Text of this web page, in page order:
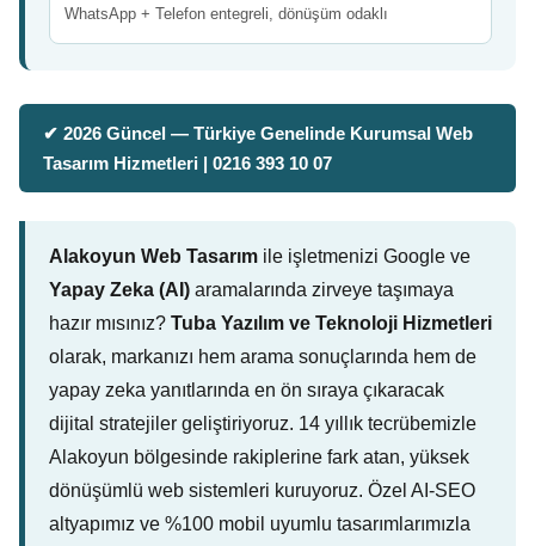
WhatsApp + Telefon entegreli, dönüşüm odaklı
✔ 2026 Güncel — Türkiye Genelinde Kurumsal Web
Tasarım Hizmetleri | 0216 393 10 07
Alakoyun Web Tasarım ile işletmenizi Google ve
Yapay Zeka (AI) aramalarında zirveye taşımaya
hazır mısınız? Tuba Yazılım ve Teknoloji Hizmetleri
olarak, markanızı hem arama sonuçlarında hem de
yapay zeka yanıtlarında en ön sıraya çıkaracak
dijital stratejiler geliştiriyoruz. 14 yıllık tecrübemizle
Alakoyun bölgesinde rakiplerine fark atan, yüksek
dönüşümlü web sistemleri kuruyoruz. Özel AI-SEO
altyapımız ve %100 mobil uyumlu tasarımlarımızla